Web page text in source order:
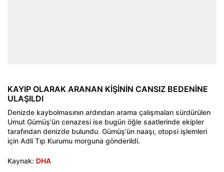
KAYIP OLARAK ARANAN KİŞİNİN CANSIZ BEDENİNE
ULAŞILDI
Denizde kaybolmasının ardından arama çalışmaları sürdürülen
Umut Gümüş'ün cenazesi ise bugün öğle saatlerinde ekipler
tarafından denizde bulundu. Gümüş'ün naaşı, otopsi işlemleri
için Adli Tıp Kurumu morguna gönderildi.
Kaynak: DHA